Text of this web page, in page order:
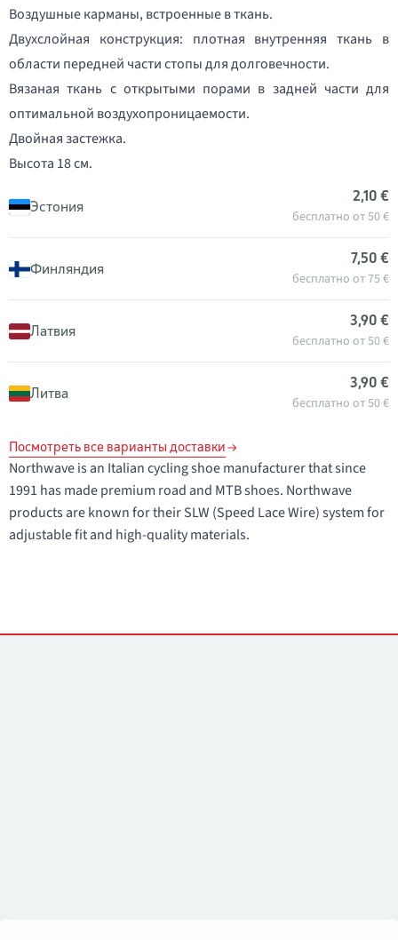
Воздушные карманы, встроенные в ткань.
Двухслойная конструкция: плотная внутренняя ткань в
области передней части стопы для долговечности.
Вязаная ткань с открытыми порами в задней части для
оптимальной воздухопроницаемости.
Двойная застежка.
Высота 18 см.
Эстония
2,10 €
бесплатно от 50 €
Финляндия
7,50 €
бесплатно от 75 €
Латвия
3,90 €
бесплатно от 50 €
Литва
3,90 €
бесплатно от 50 €
Посмотреть все варианты доставки
Northwave is an Italian cycling shoe manufacturer that since
1991 has made premium road and MTB shoes. Northwave
products are known for their SLW (Speed Lace Wire) system for
adjustable fit and high-quality materials.